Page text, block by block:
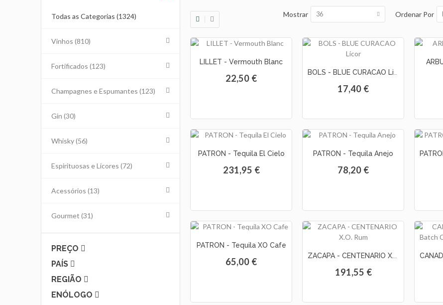
Ordenar Por
Mostrar 36
LILLET - Vermouth Blanc
22,50 €
17,40 €
PATRON - Tequila El Cielo
231,95 €
PATRON - Tequila Anejo
78,20 €
PATRON - Tequila XO Cafe
65,00 €
191,55 €
Todas as Categorias (1324)
Vinhos (810)
Fortificados (123)
Champagnes e Espumantes (123)
Gin (30)
Whisky(56)
Espirituosas e Licores (72)
Acessórios (13)
Gourmet (31)
PREÇO
PAÍS
REGIÃO
ENÓLOGO